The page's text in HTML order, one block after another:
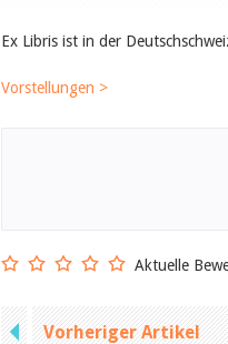
Ex Libris ist in der
Vorstellungen >
Aktuelle
Vorheriger Artikel